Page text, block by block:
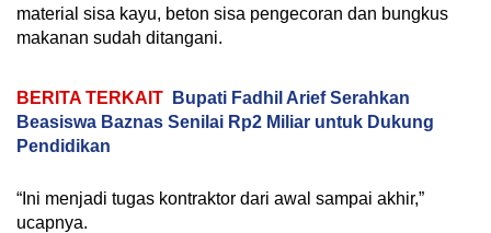
material sisa kayu, beton sisa pengecoran dan bungkus
makanan sudah ditangani.
BERITA TERKAIT
Bupati Fadhil Arief Serahkan
Beasiswa Baznas Senilai Rp2 Miliar untuk Dukung
Pendidikan
“Ini menjadi tugas kontraktor dari awal sampai akhir,”
ucapnya.